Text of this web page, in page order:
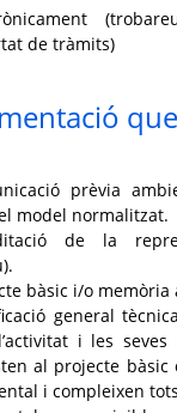
de tràmits)
prèvia
model normalitzat.
de la
bàsic i/o memòria
general
i les seves
al projecte
i compleixen